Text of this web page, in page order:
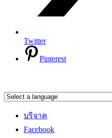
Twitter
Pinterest
บริจาค
Facebook